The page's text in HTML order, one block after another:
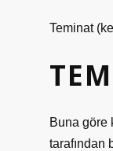
Teminat
Buna göre
tarafından